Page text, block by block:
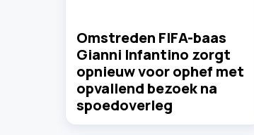
Omstreden FIFA-baas
Gianni Infantino zorgt
opnieuw voor ophef met
opvallend bezoek na
spoedoverleg